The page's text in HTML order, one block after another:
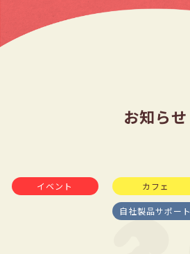
お知らせ
イベント カフェ
自社製品サポート